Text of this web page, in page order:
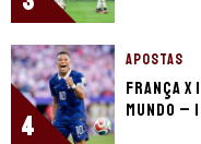
4
APOSTAS
França
Mundo –